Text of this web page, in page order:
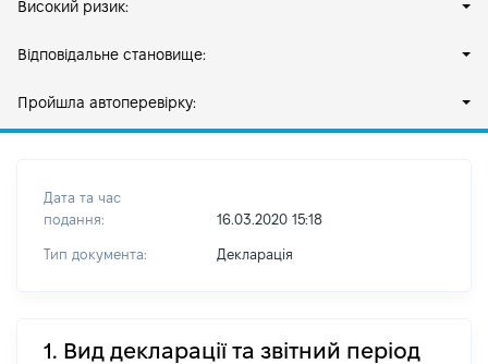
Високий ризик:
Відповідальне становище:
Пройшла автоперевірку:
Дата та час
подання:
16.03.2020 15:18
Тип документа: Декларація
1. Вид декларації та звітний період